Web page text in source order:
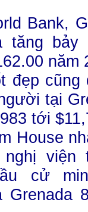
Bank,
tăng bảy
năm
đẹp cũng
tại
tới
House
nghị viện
cử
Grenada